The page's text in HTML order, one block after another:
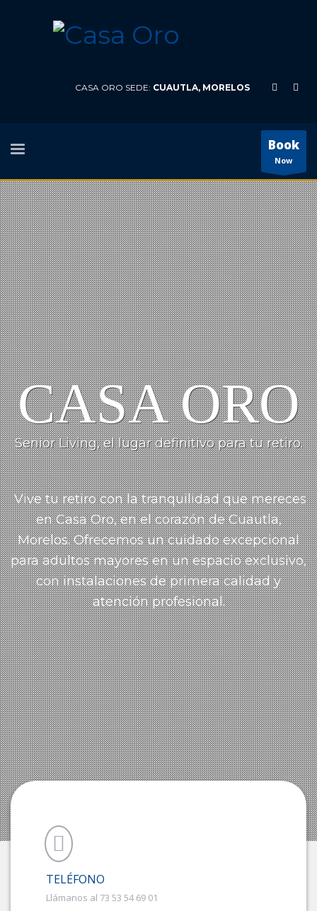
CASA ORO SEDE: CUAUTLA, MORELOS
Book
Now
CASA ORO
Senior Living, el lugar definitivo para tu retiro.
Vive tu retiro con la tranquilidad que mereces
en Casa Oro, en el corazón de Cuautla,
Morelos.Ofrecemos un cuidadoexcepcional
para adultos mayores en un espacio exclusivo,
con instalaciones de primera calidad y
atención profesional.
TELÉFONO
Llámanos al 73 53 54 69 01